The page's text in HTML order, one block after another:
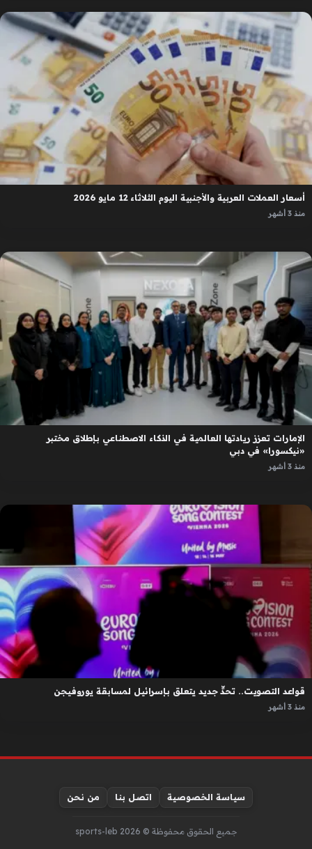
أسعار العملات العربية والأجنبية اليوم الثلاثاء 12 مايو 2026
منذ 3 أشهر
الإمارات تعزز ريادتها العالمية في الذكاء الاصطناعي بإطلاق مختبر
«نيكسورا» في دبي
منذ 3 أشهر
قواعد التصويت.. تحدٍّ جديد يتعلق بإسرائيل لمسابقة يوروفيجن
منذ 3 أشهر
سياسة الخصوصية اتصل بنا من نحن
جميع الحقوق محفوظة © sports-leb 2026